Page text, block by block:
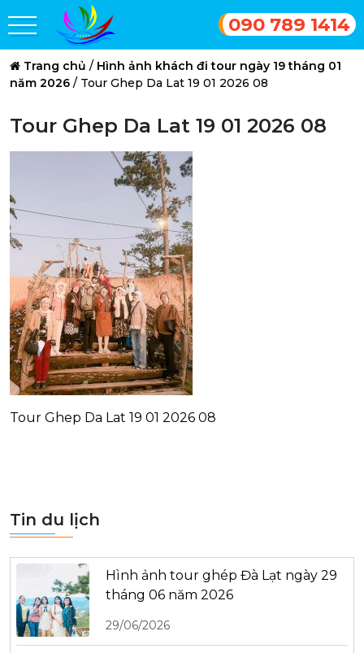
090 789 1414
Trang chủ / Hình ảnh khách đi tour ngày 19 tháng 01
năm 2026 / Tour Ghep Da Lat 19 01 2026 08
Tour Ghep Da Lat 19 01 2026 08
Tour Ghep Da Lat 19 01 2026 08
Tin du lịch
Hình ảnh tour ghép Đà Lạt ngày 29
tháng 06 năm 2026
29/06/2026